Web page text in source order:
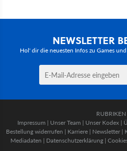
NEWSLETTER
Hol' dir die neuesten Infos zu Games
RUBRIKEN
Impressum | Unser Team | Unser Kodex |
Bestellung widerrufen | Karriere | Newsletter |
Mediadaten | Datenschutzerklärung |